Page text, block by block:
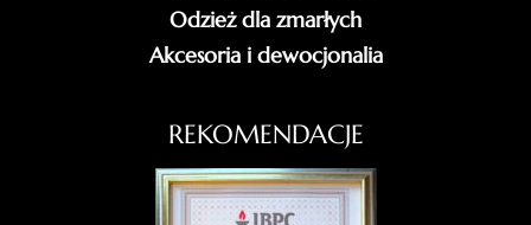
Odzież dla zmarłych
Akcesoria i dewocjonalia
REKOMENDACJE